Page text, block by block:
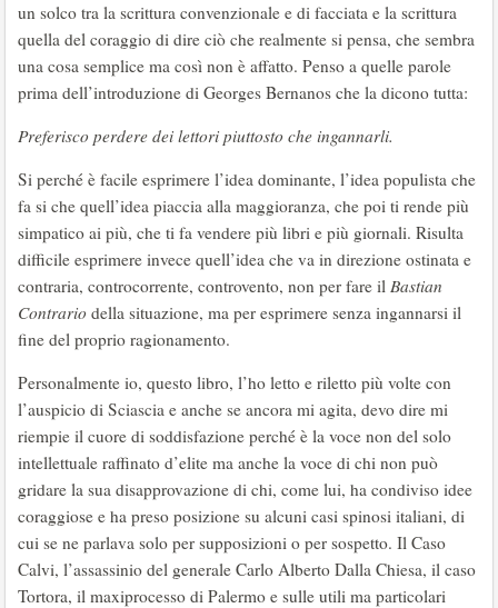
un solco tra la scrittura convenzionale e di facciata e la scrittura
quella del coraggio di dire ciò che realmente si pensa, che sembra
una cosa semplice ma così non è affatto. Penso a quelle parole
prima dell’introduzione di Georges Bernanos che la dicono tutta:
Preferisco perdere dei lettori piuttosto che ingannarli.
Si perché è facile esprimere l’idea dominante, l’idea populista che
fa si che quell’idea piaccia alla maggioranza, che poi ti rende più
simpatico ai più, che ti fa vendere più libri e più giornali. Risulta
difficile esprimere invece quell’idea che va in direzione ostinata e
contraria, controcorrente, controvento, non per fare il Bastian
Contrario della situazione, ma per esprimere senza ingannarsi il
fine del proprio ragionamento.
Personalmente io, questo libro, l’ho letto e riletto più volte con
l’auspicio di Sciascia e anche se ancora mi agita, devo dire mi
riempie il cuore di soddisfazione perché è la voce non del solo
intellettuale raffinato d’elite ma anche la voce di chi non può
gridare la sua disapprovazione di chi, come lui, ha condiviso idee
coraggiose e ha preso posizione su alcuni casi spinosi italiani, di
cui se ne parlava solo per supposizioni o per sospetto. Il Caso
Calvi, l’assassinio del generale Carlo Alberto Dalla Chiesa, il caso
Tortora, il maxiprocesso di Palermo e sulle utili ma particolari